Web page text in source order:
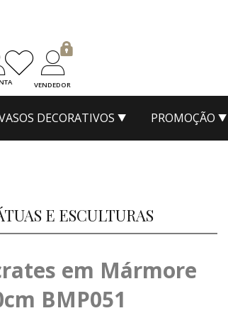
VENDEDOR
DECORATIVOS PROMOÇÃO
E ESCULTURAS
em Mármore
BMP051